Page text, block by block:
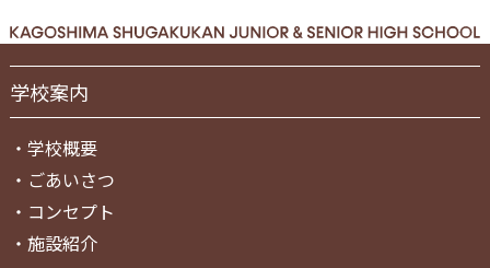
学校案内
・ 学校概要
・ ごあいさつ
・ コンセプト
・ 施設紹介